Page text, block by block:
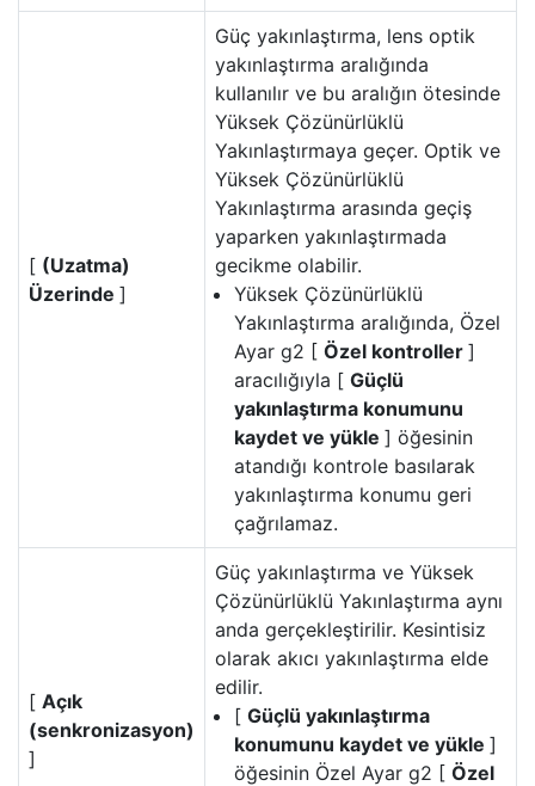
[ (Uzatma)
Üzerinde ]
Güç yakınlaştırma, lens optik
yakınlaştırma aralığında
kullanılır ve bu aralığın ötesinde
Yüksek Çözünürlüklü
Yakınlaştırmaya geçer. Optik ve
Yüksek Çözünürlüklü
Yakınlaştırma arasında geçiş
yaparken yakınlaştırmada
gecikme olabilir.
Yüksek Çözünürlüklü
Yakınlaştırma aralığında, Özel
Ayar g2 [ Özel kontroller ]
aracılığıyla [ Güçlü
yakınlaştırma konumunu
kaydet ve yükle ] öğesinin
atandığı kontrole basılarak
yakınlaştırma konumu geri
çağrılamaz.
[ Açık
(senkronizasyon)
]
Güç yakınlaştırma ve Yüksek
Çözünürlüklü Yakınlaştırma aynı
anda gerçekleştirilir. Kesintisiz
olarak akıcı yakınlaştırma elde
edilir.
[ Güçlü yakınlaştırma
konumunu kaydet ve yükle ]
öğesinin Özel Ayar g2 [ Özel